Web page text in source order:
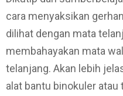
cara menyaksikan
dilihat dengan mata
membahayakan mata
telanjang. Akan lebih
alat bantu binokuler